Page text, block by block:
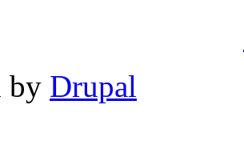
by Drupal